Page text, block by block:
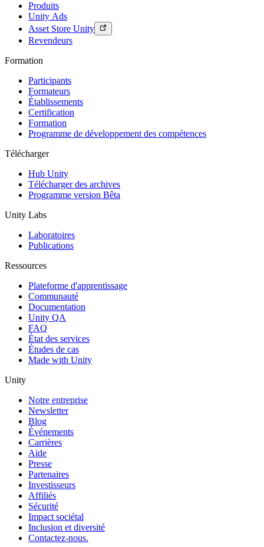
Produits
Unity Ads
Asset Store Unity
Revendeurs
Formation
Participants
Formateurs
Établissements
Certification
Formation
Programme de développement des compétences
Télécharger
Hub Unity
Télécharger des archives
Programme version Bêta
Unity Labs
Laboratoires
Publications
Ressources
Plateforme d'apprentissage
Communauté
Documentation
Unity QA
FAQ
État des services
Études de cas
Made with Unity
Unity
Notre entreprise
Newsletter
Blog
Événements
Carrières
Aide
Presse
Partenaires
Investisseurs
Affiliés
Sécurité
Impact sociétal
Inclusion et diversité
Contactez-nous.